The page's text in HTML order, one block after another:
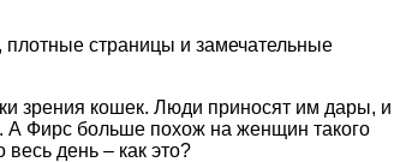
плотные страницы и замечательные
зрения кошек. Люди приносят им дары, и
А Фирс больше похож на женщин такого
день – как это?